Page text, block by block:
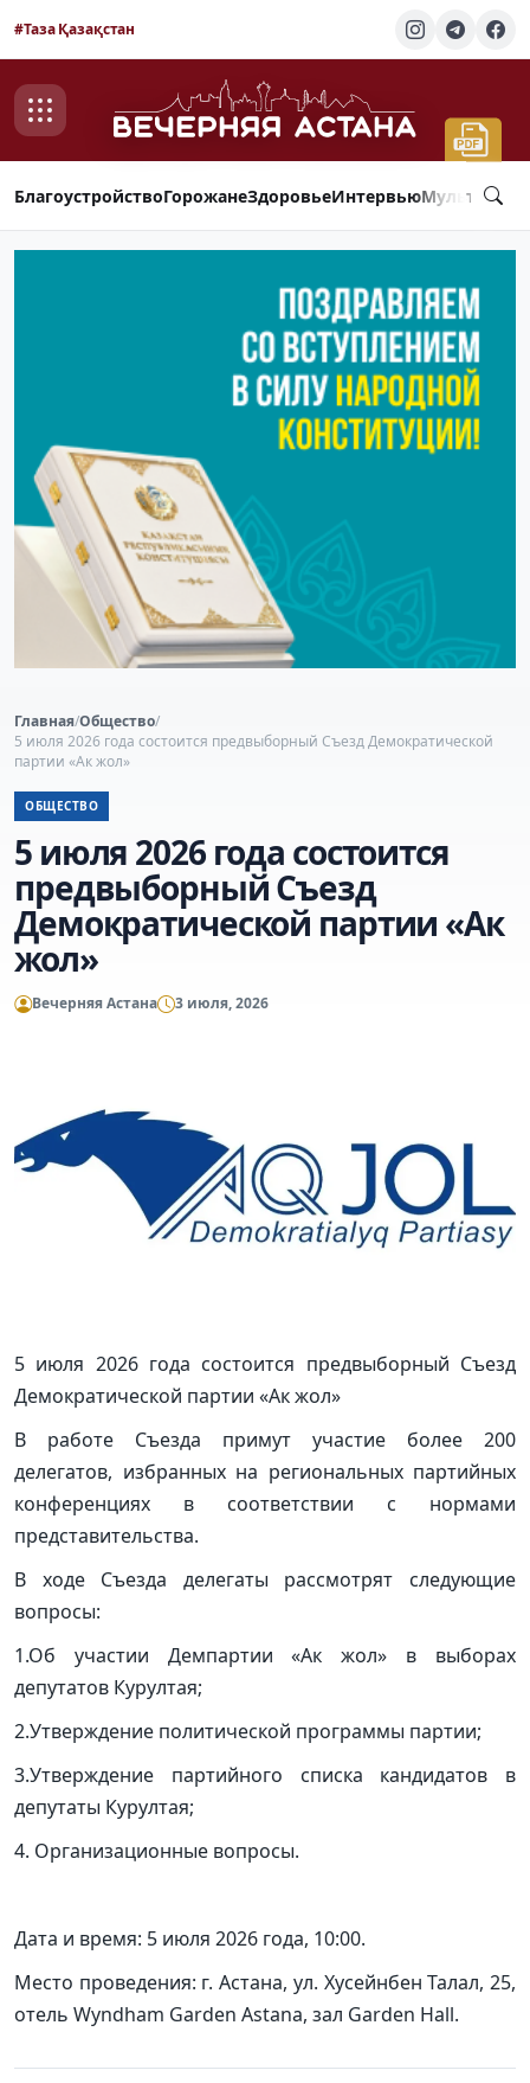
#Таза Қазақстан
БлагоустройствоГорожанеЗдоровьеИнтервью
Главная/Общество/
5 июля 2026 года состоится предвыборный Съезд Демократической
партии «Ак жол»
ОБЩЕСТВО
5 июля 2026 года состоится
предвыборный Съезд
Демократической партии «Ак
жол»
Вечерняя Астана 3 июля, 2026
5 июля 2026 года состоится предвыборный Съезд
Демократической партии «Ак жол»
В работе Съезда примут участие более 200
делегатов, избранных на региональных партийных
конференциях в соответствии с нормами
представительства.
В ходе Съезда делегаты рассмотрят следующие
вопросы:
1.Об участии Демпартии «Ак жол» в выборах
депутатов Курултая;
2.Утверждение политической программы партии;
3.Утверждение партийного списка кандидатов в
депутаты Курултая;
4. Организационные вопросы.
Дата и время: 5 июля 2026 года, 10:00.
Место проведения: г. Астана, ул. Хусейнбен Талал, 25,
отель Wyndham Garden Astana, зал Garden Hall.